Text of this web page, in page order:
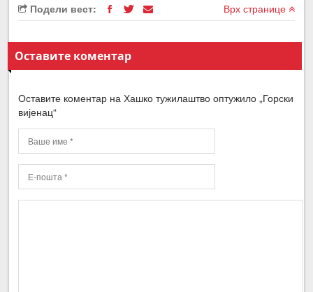
Подели вест: Врх странице
Оставите коментар
Оставите коментар на Хашко тужилаштво оптужило „Горски
вијенац“